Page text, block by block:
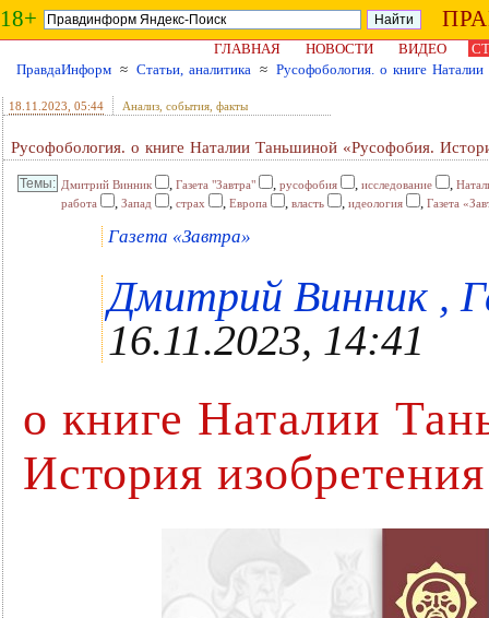
18+
ГЛАВНАЯ НОВОСТИ ВИДЕО
ПравдаИнформ ≈ Статьи, аналитика ≈ Русофобология. о книге
18.11.2023 , 05:44 Анализ, события, факты
Русофобология. о книге Наталии Таньшиной «Русофобия.
Дмитрий Винник , Газета "Завтра" , русофобия , исследование ,
работа
, Запад , страх , Европа , власть , идеология , Газета
Газета «Завтра»
Дмитрий Винник ,
16.11.2023, 14:41
о книге Наталии
История